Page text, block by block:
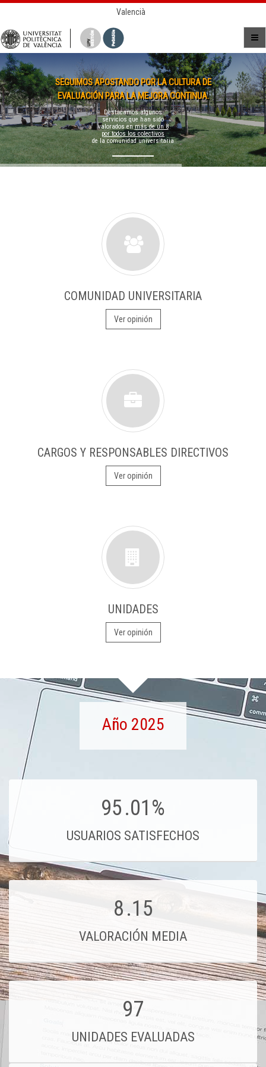
Valencià
SEGUIMOS APOSTANDO POR LA CULTURA DE
EVALUACIÓN PARA LA MEJORA CONTINUA.
Destacamos algunos
servicios que han sido
valorados enmás de un 8
por todos los colectivos
de la comunidad universitaria
COMUNIDAD UNIVERSITARIA
Ver opinión
CARGOS Y RESPONSABLES DIRECTIVOS
Ver opinión
UNIDADES
Ver opinión
Año 2025
95.01%
USUARIOS SATISFECHOS
8.15
VALORACIÓN MEDIA
97
UNIDADES EVALUADAS